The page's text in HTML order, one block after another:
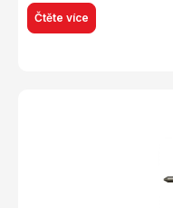
Čtěte více